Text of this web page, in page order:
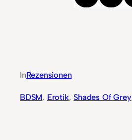
InRezensionen
BDSM, Erotik, Shades Of Grey